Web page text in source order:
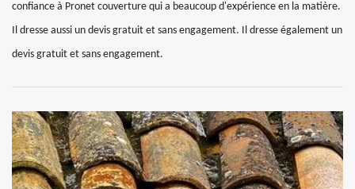
confiance à Pronet couverture qui a beaucoup d'expérience en la matière.
Il dresse aussi un devis gratuit et sans engagement. Il dresse également un
devis gratuit et sans engagement.